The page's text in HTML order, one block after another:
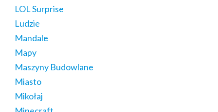
LOL Surprise
Ludzie
Mandale
Mapy
Maszyny Budowlane
Miasto
Mikołaj